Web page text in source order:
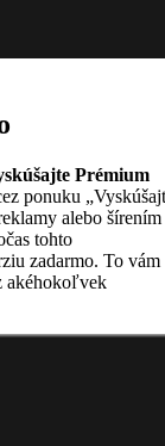
Prémium
ponuku
alebo šírením
tohto
zadarmo. To vám
akéhokoľvek